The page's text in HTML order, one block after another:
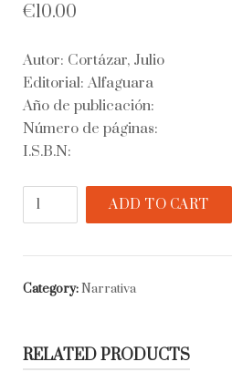
€10.00
Autor: Cortázar, Julio
Editorial: Alfaguara
Año de publicación:
Número de páginas:
I.S.B.N:
Divertimento
ADD TO CART
Category:Narrativa
RELATED PRODUCTS